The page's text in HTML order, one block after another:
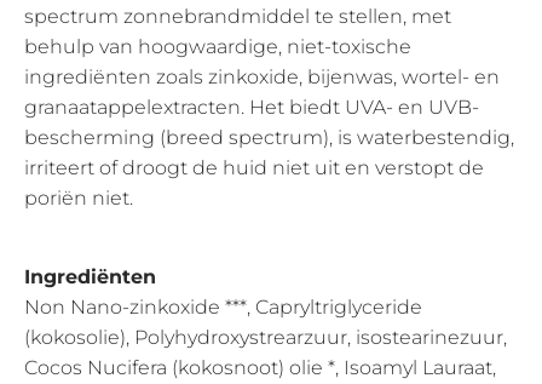
spectrum zonnebrandmiddel te stellen, met
behulp van hoogwaardige, niet-toxische
ingrediënten zoals zinkoxide, bijenwas, wortel- en
granaatappelextracten. Het biedt UVA- en UVB-
bescherming (breed spectrum), is waterbestendig,
irriteert of droogt de huid niet uit en verstopt de
poriën niet.
Ingrediënten
Non Nano-zinkoxide ***, Capryltriglyceride
(kokosolie), Polyhydroxystrearzuur, isostearinezuur,
Cocos Nucifera (kokosnoot) olie *, Isoamyl Lauraat,